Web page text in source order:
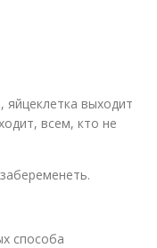
яйцеклетка выходит
всем, кто не
способа